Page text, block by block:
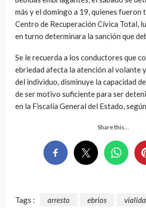
más y el domingo a 19, quienes fueron
Centro de Recuperación Cívica Total,
en turno determinara la sanción que
Se le recuerda a los conductores que
ebriedad afecta la atención al volante
del individuo, disminuye la capacidad
de ser motivo suficiente para ser
en la Fiscalía General del Estado,
Share this…
Tags : arresto ebrios